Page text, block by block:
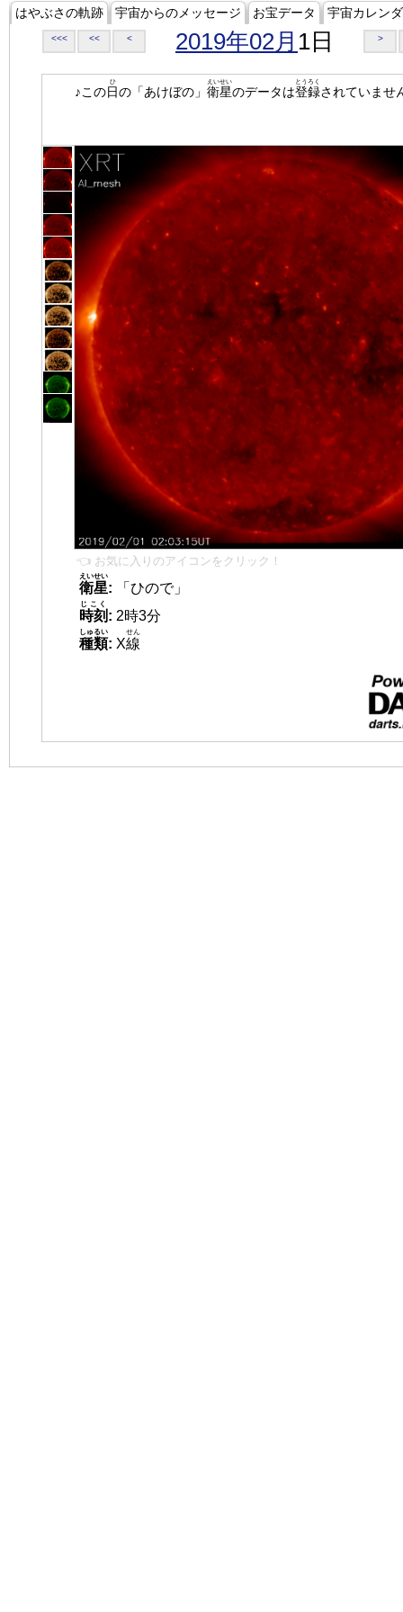
はやぶさの軌跡 宇宙からのメッセージ お宝データ 宇宙カレン
<<< << < 2019年02月 1日 >
♪この日
ひ
の「あけぼの」 衛星
えいせい
のデータは登録
とうろく
されていませ
👈 お気に入りのアイコンをクリック！
衛星
えいせい
:
「ひので」
時刻
じこく
: 2時3分
種類
しゅるい
: X線
せん